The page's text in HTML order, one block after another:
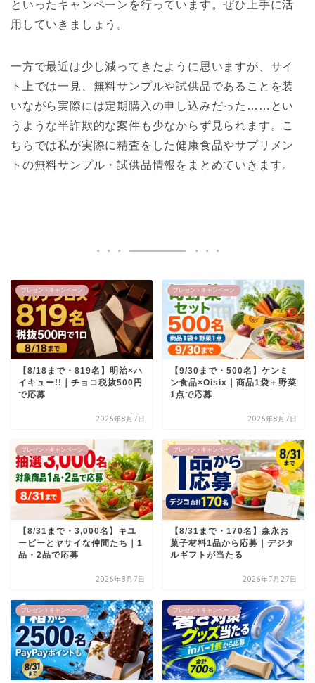
といったキャンペーンを行っています。ぜひ上手に活
用していきましょう。
一方で最近は少し減ってきたように思いますが、サイ
ト上では一見、無料サンプルや試供品であることを装
いながら実際には定期購入の申し込みだった……とい
うような半詐欺的な案件も少なからず見られます。こ
ちらでは私が実際に精査をした健康食品やサプリメン
トの無料サンプル・試供品情報をまとめていきます。
プレゼントキャンペーン
【8/18まで・819名】明治×ハ
イキュー!!｜チョコ税抜500円
で応募
2026年8月7日
プレゼントキャンペーン
【9/30まで・500名】ケンミ
ン食品×Oisix｜商品1袋＋野菜
1点で応募
2026年8月7日
プレゼントキャンペーン
【8/31まで・3,000名】キユ
ーピーとヤサイな仲間たち｜1
品・2品で応募
2026年8月7日
プレゼントキャンペーン
【8/31まで・170名】森永お
菓子材料1品から応募｜デジタ
ルギフトが当たる
2026年7月27日
プレゼントキャンペーン プレゼントキャンペーン